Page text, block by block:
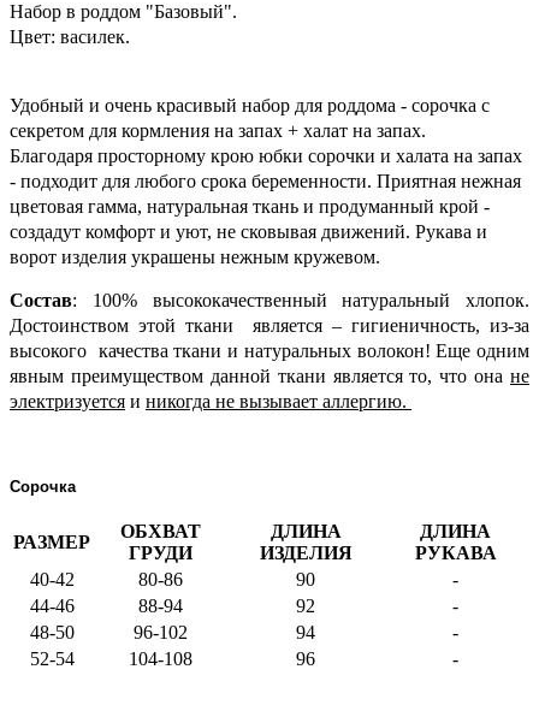
Набор в роддом "Базовый".
Цвет: василек.
Удобный и очень красивый набор для роддома - сорочка с
секретом для кормления на запах + халат на запах.
Благодаря просторному крою юбки сорочки и халата на запах
- подходит для любого срока беременности. Приятная нежная
цветовая гамма, натуральная ткань и продуманный крой -
создадут комфорт и уют, не сковывая движений. Рукава и
ворот изделия украшены нежным кружевом.
Состав: 100% высококачественный натуральный хлопок.
Достоинством этой ткани является – гигиеничность, из-за
высокого качества ткани и натуральных волокон! Еще одним
явным преимуществом данной ткани является то, что она не
электризуется и никогда не вызывает аллергию.
Сорочка
РАЗМЕР
ОБХВАТ
ГРУДИ
ДЛИНА
ИЗДЕЛИЯ
ДЛИНА
РУКАВА
40-42
80-86 90
-
44-46
88-94 92
-
48-50
96-102 94
-
52-54
104-108 96 -